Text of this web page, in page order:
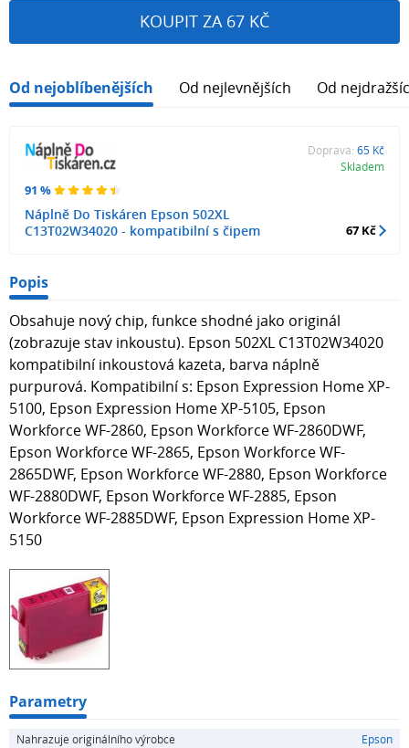
KOUPIT ZA 67 KČ
Od nejoblíbenějších Od nejlevnějších Od
91 %
Náplně Do Tiskáren Epson 502XL
C13T02W34020 - kompatibilní s čipem
Doprava: 65 Kč
Skladem
67 Kč
Popis
Obsahuje nový chip, funkce shodné jako originál
(zobrazuje stav inkoustu). Epson 502XL C13T02W34020
kompatibilní inkoustová kazeta, barva náplně
purpurová. Kompatibilní s: Epson Expression Home XP-
5100, Epson Expression Home XP-5105, Epson
Workforce WF-2860, Epson Workforce WF-2860DWF,
Epson Workforce WF-2865, Epson Workforce WF-
2865DWF, Epson Workforce WF-2880, Epson Workforce
WF-2880DWF, Epson Workforce WF-2885, Epson
Workforce WF-2885DWF, Epson Expression Home XP-
5150
Parametry
Nahrazuje originálního výrobce
Epson